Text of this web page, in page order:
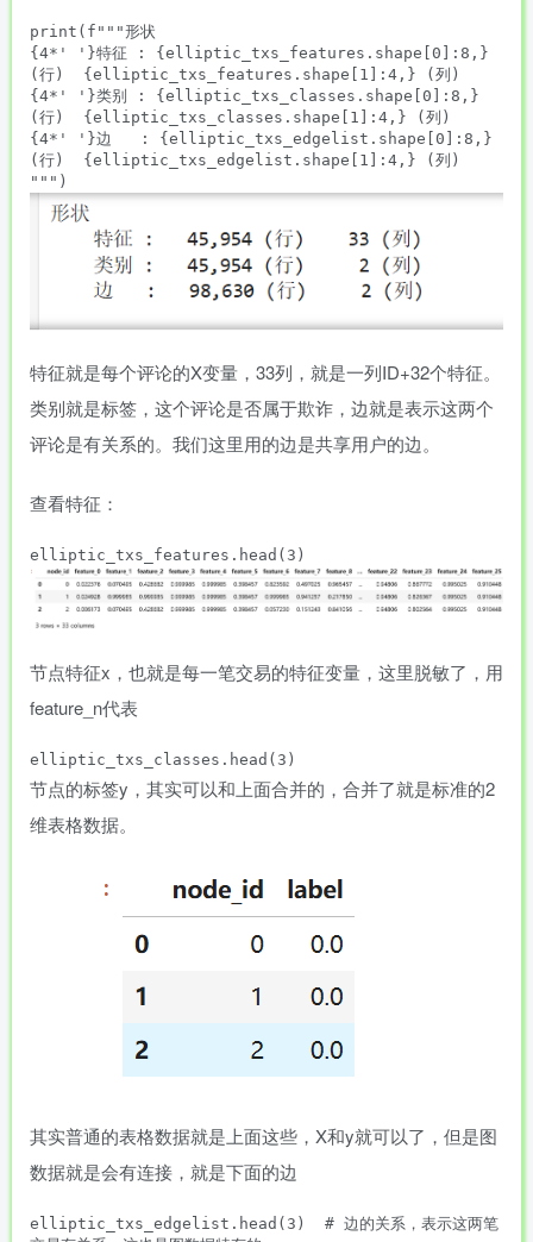
print(f"""形状
{4*' '}特征 : {elliptic_txs_features.shape[0]:8,}
(行)  {elliptic_txs_features.shape[1]:4,} (列)
{4*' '}类别 : {elliptic_txs_classes.shape[0]:8,}
(行)  {elliptic_txs_classes.shape[1]:4,} (列)
{4*' '}边   : {elliptic_txs_edgelist.shape[0]:8,}
(行)  {elliptic_txs_edgelist.shape[1]:4,} (列)
特征就是每个评论的X变量，33列，就是一列ID+32个特征。
类别就是标签，这个评论是否属于欺诈，边就是表示这两个
评论是有关系的。我们这里用的边是共享用户的边。
查看特征：
节点特征x，也就是每一笔交易的特征变量，这里脱敏了，用
feature_n代表
elliptic_txs_classes.head(3)
节点的标签y，其实可以和上面合并的，合并了就是标准的2
维表格数据。
其实普通的表格数据就是上面这些，X和y就可以了，但是图
数据就是会有连接，就是下面的边
elliptic_txs_edgelist.head(3)  # 边的关系，表示这两笔